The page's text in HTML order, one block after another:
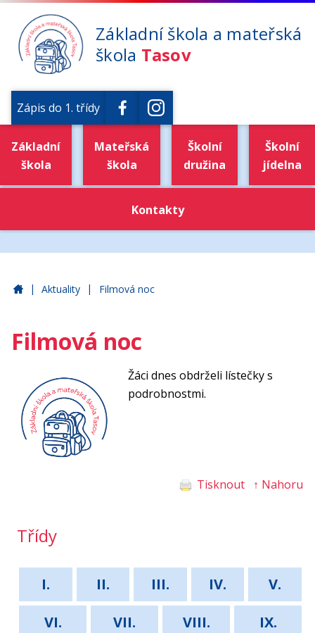
Základní škola a mateřská
škola Tasov
Zápis do 1. třídy
Základní
škola
Mateřská
škola
Školní
družina
Školní
jídelna
Kontakty
Základní škola a mateřská škola Tasov
| Aktuality | Filmová noc
Filmová noc
Žáci dnes obdrželi lístečky s
podrobnostmi.
Tisknout ↑ Nahoru
Třídy
I. II. III. IV.
V.
VI.
VII. VIII. IX.